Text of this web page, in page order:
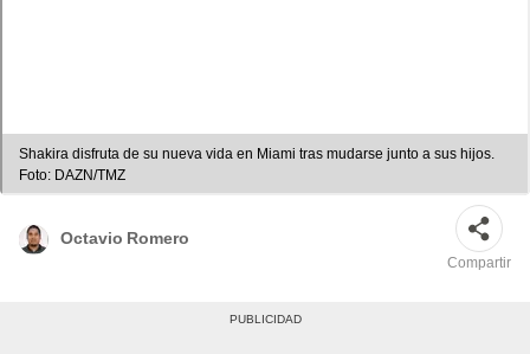
Shakira disfruta de su nueva vida en Miami tras mudarse junto a sus hijos.
Foto: DAZN/TMZ
Octavio Romero
Compartir